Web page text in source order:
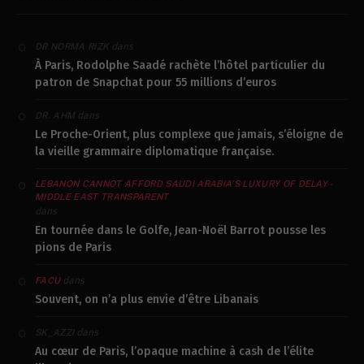
DR NORMA RIZK dans
À Paris, Rodolphe Saadé rachète l’hôtel particulier du
patron de Snapchat pour 55 millions d’euros
DR. AHM dans
Le Proche-Orient, plus complexe que jamais, s’éloigne de
la vieille grammaire diplomatique française.
LEBANON CANNOT AFFORD SAUDI ARABIA’S LUXURY OF DELAY -
MIDDLE EAST TRANSPARENT
dans
En tournée dans le Golfe, Jean-Noël Barrot pousse les
pions de Paris
FACUdans
Souvent, on n’a plus envie d’être Libanais
SK_AZZIdans
Au cœur de Paris, l’opaque machine à cash de l’élite